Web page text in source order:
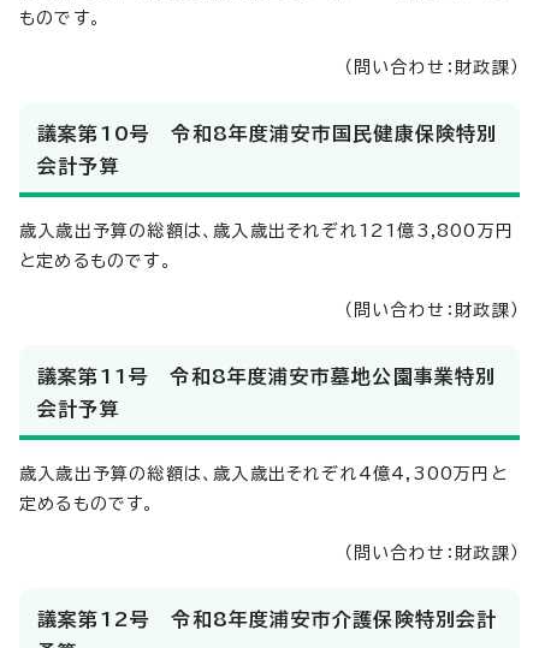
ものです。
（問い合わせ：財政課）
議案第10号 令和8年度浦安市国民健康保険特別
会計予算
歳入歳出予算の総額は、歳入歳出それぞれ121億3,800万円
と定めるものです。
（問い合わせ：財政課）
議案第11号 令和8年度浦安市墓地公園事業特別
会計予算
歳入歳出予算の総額は、歳入歳出それぞれ4億4,300万円と
定めるものです。
（問い合わせ：財政課）
議案第12号 令和8年度浦安市介護保険特別会計